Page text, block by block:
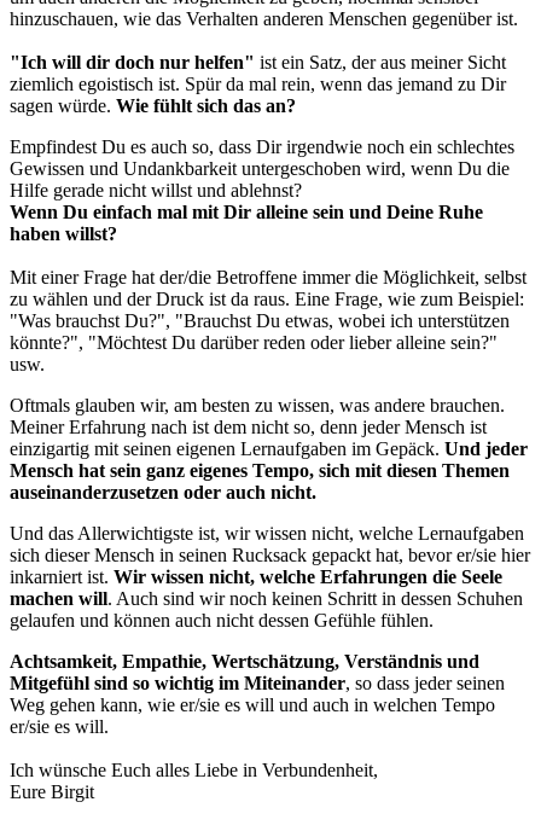
hinzuschauen, wie das Verhalten anderen Menschen gegenüber ist.
"Ich will dir doch nur helfen" ist ein Satz, der aus meiner Sicht
ziemlich egoistisch ist. Spür da mal rein, wenn das jemand zu Dir
sagen würde. Wie fühlt sich das an?
Empfindest Du es auch so, dass Dir irgendwie noch ein schlechtes
Gewissen und Undankbarkeit untergeschoben wird, wenn Du die
Hilfe gerade nicht willst und ablehnst?
Wenn Du einfach mal mit Dir alleine sein und Deine Ruhe
haben willst?
Mit einer Frage hat der/die Betroffene immer die Möglichkeit, selbst
zu wählen und der Druck ist da raus. Eine Frage, wie zum Beispiel:
"Was brauchst Du?", "Brauchst Du etwas, wobei ich unterstützen
könnte?", "Möchtest Du darüber reden oder lieber alleine sein?"
usw.
Oftmals glauben wir, am besten zu wissen, was andere brauchen.
Meiner Erfahrung nach ist dem nicht so, denn jeder Mensch ist
einzigartig mit seinen eigenen Lernaufgaben im Gepäck. Und jeder
Mensch hat sein ganz eigenes Tempo, sich mit diesen Themen
auseinanderzusetzen oder auch nicht.
Und das Allerwichtigste ist, wir wissen nicht, welche Lernaufgaben
sich dieser Mensch in seinen Rucksack gepackt hat, bevor er/sie hier
inkarniert ist. Wir wissen nicht, welche Erfahrungen die Seele
machen will. Auch sind wir noch keinen Schritt in dessen Schuhen
gelaufen und können auch nicht dessen Gefühle fühlen.
Achtsamkeit, Empathie, Wertschätzung, Verständnis und
Mitgefühl sind so wichtig im Miteinander, so dass jeder seinen
Weg gehen kann, wie er/sie es will und auch in welchen Tempo
er/sie es will.
Ich wünsche Euch alles Liebe in Verbundenheit,
Eure Birgit